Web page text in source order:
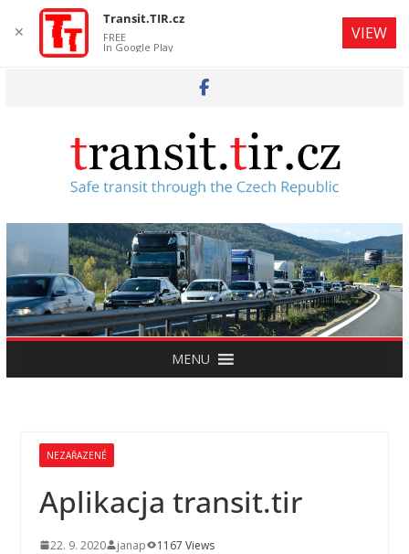
MENU
NEZAŘAZENÉ
Aplikacja transit.tir
22. 9. 2020 janap 1167 Views
✕
Transit.TIR.cz
FREE
In Google Play
VIEW